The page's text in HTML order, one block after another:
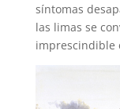
síntomas
las limas se
imprescindible